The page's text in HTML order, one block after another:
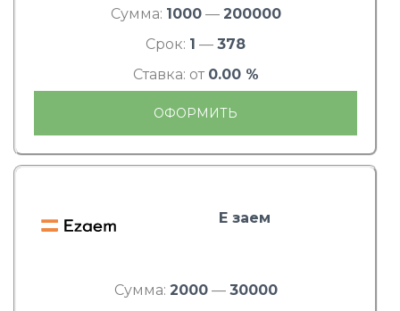
Сумма: 1000— 200000
Срок: 1 — 378
Ставка: от 0.00 %
ОФОРМИТЬ
Е заем
Сумма: 2000— 30000